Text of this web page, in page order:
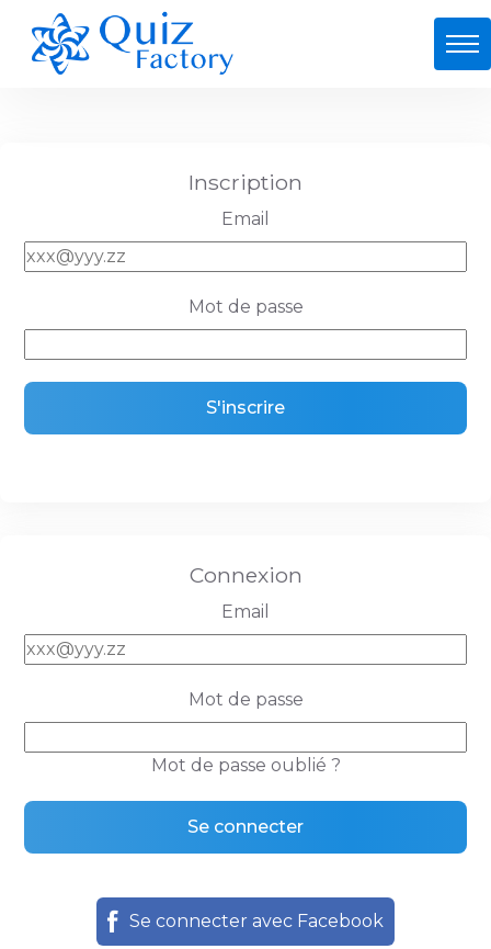
Inscription
Email
Mot de passe
Connexion
Email
Mot de passe
Mot de passe oublié ?
Se connecter avec Facebook